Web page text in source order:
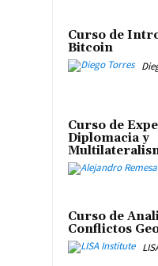
Curso de
Bitcoin
Curso de
Diplomacia y
Curso de
Conflictos